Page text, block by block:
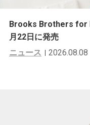
Brooks Brothers for
月22日に発売
ニュース
2026.08.08